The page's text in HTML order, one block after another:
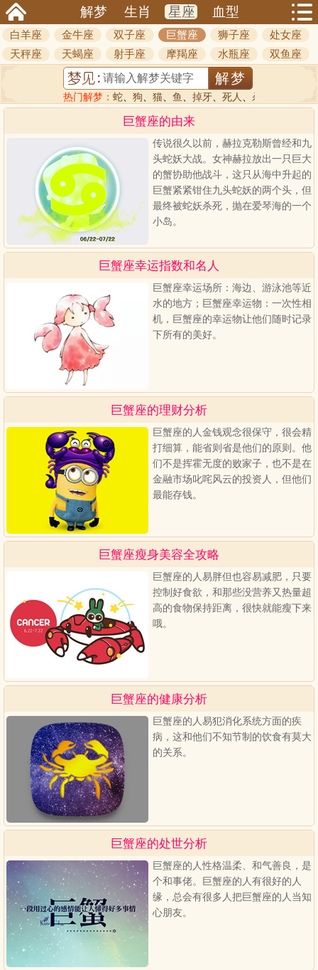
解梦 生肖 星座 血型
白羊座 金牛座 双子座 巨蟹座 狮子座
处女座
天秤座
天蝎座 射手座 摩羯座 水瓶座 双鱼座
热门解梦： 蛇、 狗、 猫、 鱼 、 掉牙、 死人 、 杀人
巨蟹座的由来
传说很久以前，赫拉克勒斯曾经和九
头蛇妖大战。女神赫拉放出一只巨大
的蟹协助他战斗，这只从海中升起的
巨蟹紧紧钳住九头蛇妖的两个头，但
最终被蛇妖杀死，抛在爱琴海的一个
小岛。
巨蟹座幸运指数和名人
巨蟹座幸运场所：海边、游泳池等近
水的地方；巨蟹座幸运物：一次性相
机，巨蟹座的幸运物让他们随时记录
下所有的美好。
巨蟹座的理财分析
巨蟹座的人金钱观念很保守，很会精
打细算，能省则省是他们的原则。他
们不是挥霍无度的败家子，也不是在
金融市场叱咤风云的投资人，但他们
最能存钱。
巨蟹座瘦身美容全攻略
巨蟹座的人易胖但也容易减肥，只要
控制好食欲，和那些没营养又热量超
高的食物保持距离，很快就能瘦下来
哦。
巨蟹座的健康分析
巨蟹座的人易犯消化系统方面的疾
病，这和他们不知节制的饮食有莫大
的关系。
巨蟹座的处世分析
巨蟹座的人性格温柔、和气善良，是
个和事佬。巨蟹座的人有很好的人
缘，总会有很多人把巨蟹座的人当知
心朋友。